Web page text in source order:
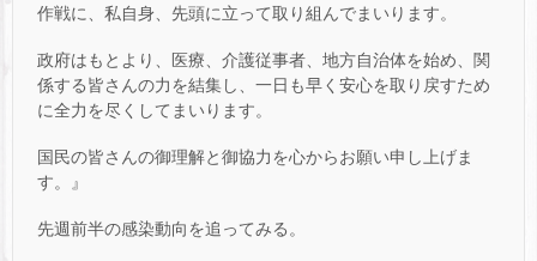
作戦に、私自身、先頭に立って取り組んでまいります。
政府はもとより、医療、介護従事者、地方自治体を始め、関
係する皆さんの力を結集し、一日も早く安心を取り戻すため
に全力を尽くしてまいります。
国民の皆さんの御理解と御協力を心からお願い申し上げま
す。』
先週前半の感染動向を追ってみる。